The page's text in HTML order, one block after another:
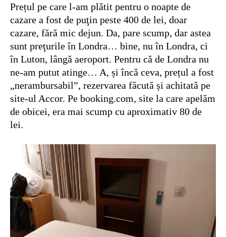
Prețul pe care l-am plătit pentru o noapte de
cazare a fost de puţin peste 400 de lei, doar
cazare, fără mic dejun. Da, pare scump, dar astea
sunt preţurile în Londra… bine, nu în Londra, ci
în Luton, lângă aeroport. Pentru că de Londra nu
ne-am putut atinge… A, și încă ceva, prețul a fost
„nerambursabil”, rezervarea făcută și achitată pe
site-ul Accor. Pe booking.com, site la care apelăm
de obicei, era mai scump cu aproximativ 80 de
lei.